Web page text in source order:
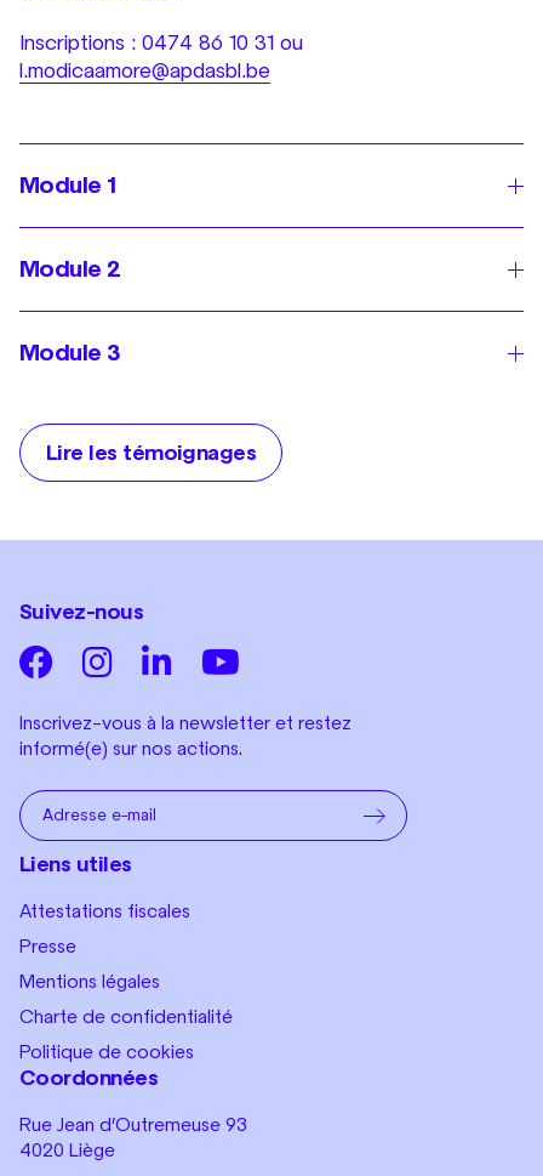
Inscriptions : 0474 86 10 31 ou
l.modicaamore@apdasbl.be
Module 1
Module 2
Module 3
Lire les témoignages
Coordonnées
Rue Jean d’Outremeuse 93
4020 Liège
Suivez-nous
Inscrivez-vous à la newsletter et restez
informé(e) sur nos actions.
Liens utiles
Attestations fiscales
Presse
Mentions légales
Charte de confidentialité
Politique de cookies